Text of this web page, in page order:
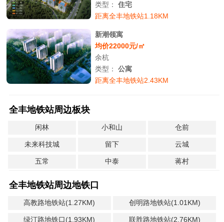
类型：住宅
距离全丰地铁站1.18KM
新潮领寓
均价22000元/㎡
余杭
类型：公寓
距离全丰地铁站2.43KM
全丰地铁站周边板块
闲林 小和山 仓前
未来科技城 留下 云城
五常 中泰 蒋村
全丰地铁站周边地铁口
高教路地铁站(1.27KM) 创明路地铁站(1.01KM)
绿汀路地铁口(1.93KM) 联胜路地铁站(2.76KM)